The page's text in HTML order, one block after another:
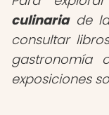
culinariade
consultar
gastronomía
exposiciones